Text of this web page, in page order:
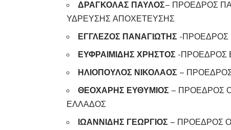
ΔΡΑΓΚΟΛΑΣ ΠΑΥΛΟΣ– ΠΡΟΕΔΡΟΣ
ΥΔΡΕΥΣΗΣ ΑΠΟΧΕΤΕΥΣΗΣ
ΕΓΓΛΕΖΟΣ ΠΑΝΑΓΙΩΤΗΣ -ΠΡΟΕΔΡΟΣ
ΕΥΦΡΑΙΜΙΔΗΣ ΧΡΗΣΤΟΣ -ΠΡΟΕΔΡΟΣ
ΗΛΙΟΠΟΥΛΟΣ ΝΙΚΟΛΑΟΣ –
ΘΕΟΧΑΡΗΣ ΕΥΘΥΜΙΟΣ – ΠΡΟΕΔΡΟΣ
ΕΛΛΑΔΟΣ
ΙΩΑΝΝΙΔΗΣ ΓΕΩΡΓΙΟΣ – ΠΡΟΕΔΡΟΣ